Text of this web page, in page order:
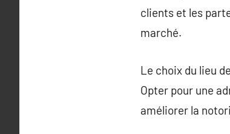
clients et les
marché.
Le choix du lieu
Opter pour une
améliorer la